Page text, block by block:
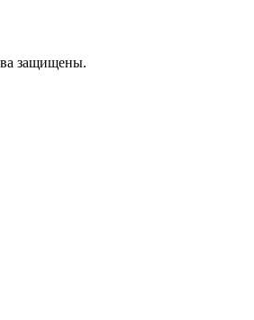
защищены.